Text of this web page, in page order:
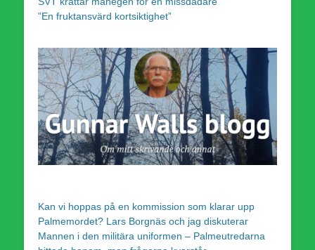
”En fruktansvärd kortsiktighet”
Kan vi hoppas på en kommission som klarar upp
Palmemordet? Lars Borgnäs och jag diskuterar
Mannen i den militära uniformen – Palmeutredarna